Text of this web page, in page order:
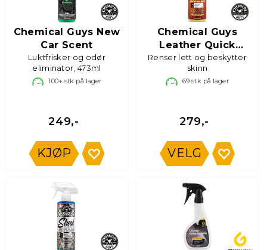
Chemical Guys New
Car Scent
Luktfrisker og odør
eliminator, 473ml
100+ stk på lager
249,-
KJØP
Chemical Guys
Leather Quick
Detailer
Renser lett og beskytter
skinn
69 stk på lager
279,-
VELG